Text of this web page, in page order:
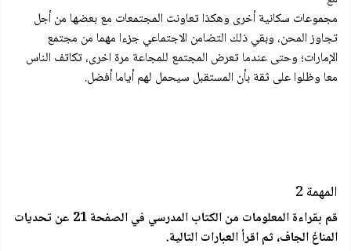
مجموعات سكانية أخرى وهكذا تعاونت المجتمعات مع بعضها من أجل
تجاوز المحن، وبقي ذلك التضامن الاجتماعي جزءا مهما من مجتمع
الإمارات؛ وحتى عندما تعرض المجتمع للمجاعة مرة اخرى، تكاتف الناس
معا وظلوا على ثقة بأن المستقبل سيحمل لهم أياما أفضل.
المهمة 2
قم بقراءة المعلومات من الكتاب المدرسي في الصفحة 21 عن تحديات
المناغ الجاف، ثم اقرأ العبارات التالية.